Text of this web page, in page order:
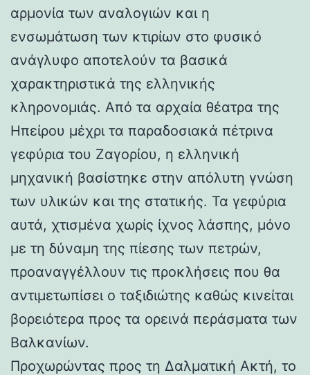
αρμονία των αναλογιών και η
ενσωμάτωση των κτιρίων στο φυσικό
ανάγλυφο αποτελούν τα βασικά
χαρακτηριστικά της ελληνικής
κληρονομιάς. Από τα αρχαία θέατρα της
Ηπείρου μέχρι τα παραδοσιακά πέτρινα
γεφύρια του Ζαγορίου, η ελληνική
μηχανική βασίστηκε στην απόλυτη γνώση
των υλικών και της στατικής. Τα γεφύρια
αυτά, χτισμένα χωρίς ίχνος λάσπης, μόνο
με τη δύναμη της πίεσης των πετρών,
προαναγγέλλουν τις προκλήσεις που θα
αντιμετωπίσει ο ταξιδιώτης καθώς κινείται
βορειότερα προς τα ορεινά περάσματα των
Βαλκανίων.
Προχωρώντας προς τη Δαλματική Ακτή, το